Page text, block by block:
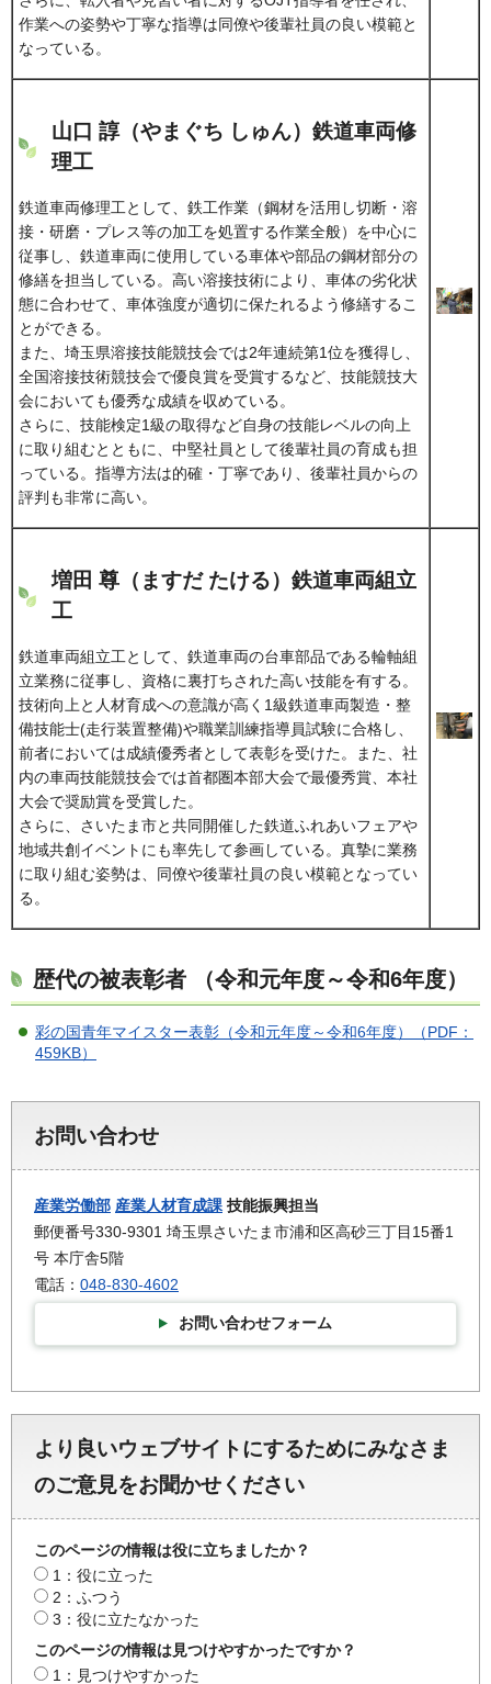
作業への姿勢や丁寧な指導は同僚や後輩社員の良い模範と
なっている。
山口 諄（やまぐち しゅん）鉄道車両修
理工
鉄道車両修理工として、鉄工作業（鋼材を活用し切断・溶
接・研磨・プレス等の加工を処置する作業全般）を中心に
従事し、鉄道車両に使用している車体や部品の鋼材部分の
修繕を担当している。高い溶接技術により、車体の劣化状
態に合わせて、車体強度が適切に保たれるよう修繕するこ
とができる。
また、埼玉県溶接技能競技会では2年連続第1位を獲得し、
全国溶接技術競技会で優良賞を受賞するなど、技能競技大
会においても優秀な成績を収めている。
さらに、技能検定1級の取得など自身の技能レベルの向上
に取り組むとともに、中堅社員として後輩社員の育成も担
っている。指導方法は的確・丁寧であり、後輩社員からの
評判も非常に高い。
増田 尊（ますだ たける）鉄道車両組立
工
鉄道車両組立工として、鉄道車両の台車部品である輪軸組
立業務に従事し、資格に裏打ちされた高い技能を有する。
技術向上と人材育成への意識が高く1級鉄道車両製造・整
備技能士(走行装置整備)や職業訓練指導員試験に合格し、
前者においては成績優秀者として表彰を受けた。また、社
内の車両技能競技会では首都圏本部大会で最優秀賞、本社
大会で奨励賞を受賞した。
さらに、さいたま市と共同開催した鉄道ふれあいフェアや
地域共創イベントにも率先して参画している。真摯に業務
に取り組む姿勢は、同僚や後輩社員の良い模範となってい
る。
歴代の被表彰者 （令和元年度～令和6年度）
彩の国青年マイスター表彰（令和元年度～令和6年度）（PDF：
459KB）
お問い合わせ
産業労働部 産業人材育成課 技能振興担当
郵便番号330-9301 埼玉県さいたま市浦和区高砂三丁目15番1
号 本庁舎5階
電話： 048-830-4602
お問い合わせフォーム
より良いウェブサイトにするためにみなさま
のご意見をお聞かせください
このページの情報は役に立ちましたか？
1：役に立った
2：ふつう
3：役に立たなかった
このページの情報は見つけやすかったですか？
1：見つけやすかった